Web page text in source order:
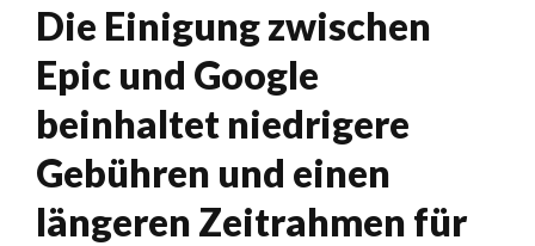
Die Einigung zwischen
Epic und Google
beinhaltet niedrigere
Gebühren und einen
längeren Zeitrahmen für